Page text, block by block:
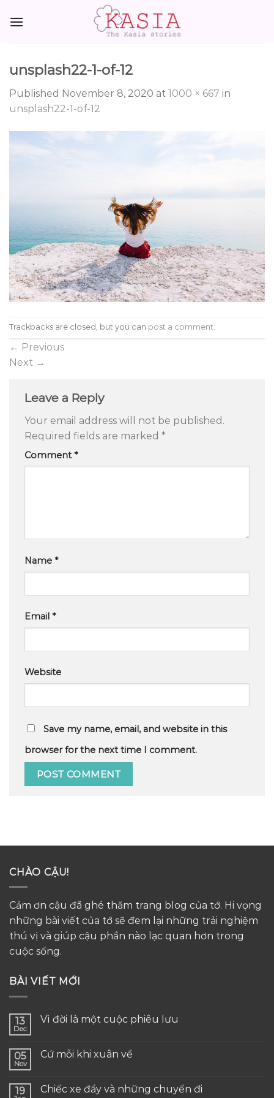
unsplash22-1-of-12
Published November 8, 2020 at 1000 × 667 in
unsplash22-1-of-12
Trackbacks are closed, but you can post a comment.
← Previous
Next →
Leave a Reply
Your email address will not be published.
Required fields are marked *
Comment*
Name *
Email *
Website
Save my name, email, and website in this
browser for the next time I comment.
CHÀO CẬU!
Cảm ơn cậu đã ghé thăm trang blog của tớ. Hi vọng
những bài viết của tớ sẽ đem lại những trải nghiệm
thú vị và giúp cậu phần nào lạc quan hơn trong
cuộc sống.
BÀI VIẾT MỚI
13
Dec
Vì đời là một cuộc phiêu lưu
05
Nov
Cứ mỗi khi xuân về
19 Chiếc xe đẩy và những chuyến đi